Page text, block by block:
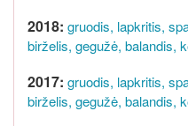
2018: gruodis, lapkritis,
birželis, gegužė, balandis,
2017: gruodis, lapkritis,
birželis, gegužė, balandis,